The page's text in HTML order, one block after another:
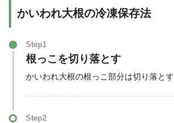
かいわれ大根の冷凍保存法
Step1
根っこを切り落とす
かいわれ大根の根っこ部分は切り落とす
Step2